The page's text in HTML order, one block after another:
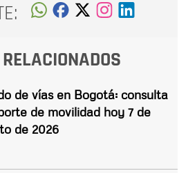
de vías en Bogotá: consulta
de movilidad hoy 7 de
de 2026